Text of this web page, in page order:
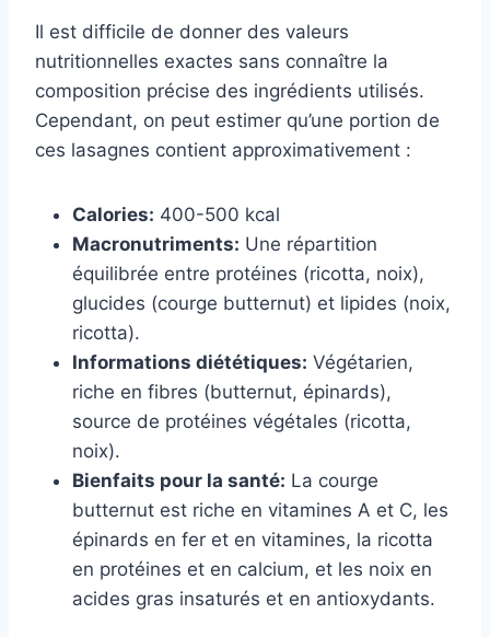
Il est difficile de donner des valeurs
nutritionnelles exactes sans connaître la
composition précise des ingrédients utilisés.
Cependant, on peut estimer qu’une portion de
ces lasagnes contient approximativement :
Calories: 400-500 kcal
Macronutriments: Une répartition
équilibrée entre protéines (ricotta, noix),
glucides (courge butternut) et lipides (noix,
ricotta).
Informations diététiques: Végétarien,
riche en fibres (butternut, épinards),
source de protéines végétales (ricotta,
noix).
Bienfaits pour la santé: La courge
butternut est riche en vitamines A et C, les
épinards en fer et en vitamines, la ricotta
en protéines et en calcium, et les noix en
acides gras insaturés et en antioxydants.